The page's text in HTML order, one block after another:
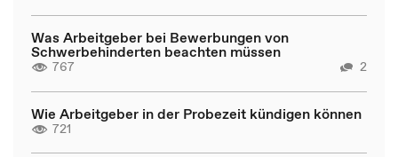
Was Arbeitgeber bei Bewerbungen von
Schwerbehinderten beachten müssen
767 2
Wie Arbeitgeber in der Probezeit kündigen können
721